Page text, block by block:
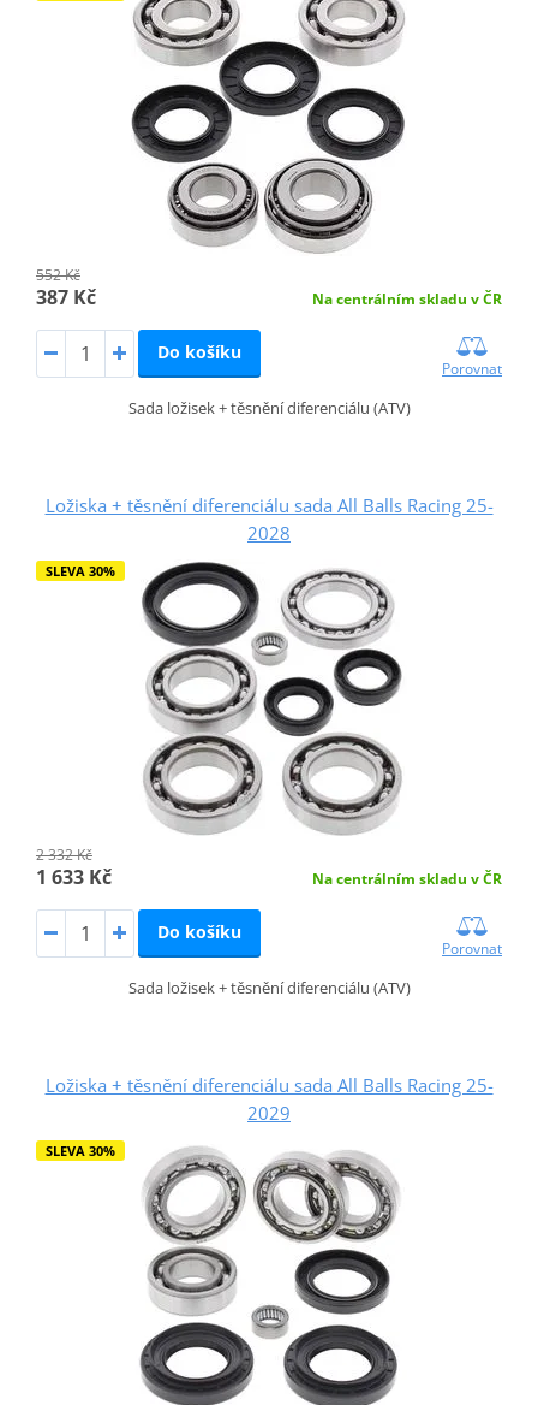
552 Kč
387 Kč Na centrálním skladu v ČR
Do košíku
Porovnat
Sada ložisek + těsnění diferenciálu (ATV)
Ložiska + těsnění diferenciálu sada All Balls Racing 25-
2028
SLEVA 30%
2 332 Kč
1 633 Kč Na centrálním skladu v ČR
Do košíku
Porovnat
Sada ložisek + těsnění diferenciálu (ATV)
Ložiska + těsnění diferenciálu sada All Balls Racing 25-
2029
SLEVA 30%